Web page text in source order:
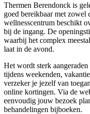
Thermen Berendonck is
goed bereikbaar met zowel
wellnesscentrum beschikt
bij de ingang. De
waarbij het complex
laat in de avond.
Het wordt sterk
tijdens weekenden,
verzeker je jezelf van
online kortingen. Via de
eenvoudig jouw bezoek
behandelingen bijboeken.